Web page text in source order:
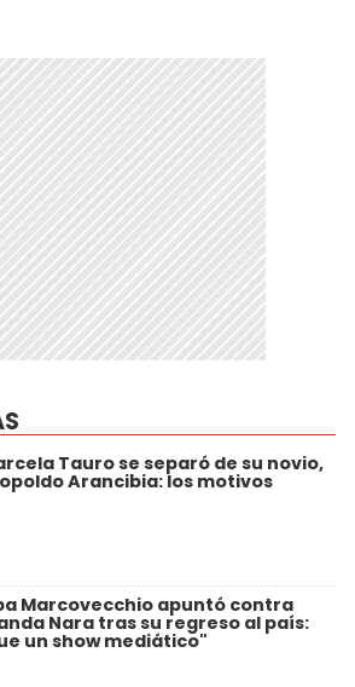
Tauro se separó de su novio,
Arancibia: los motivos
Marcovecchio apuntó contra
Nara tras su regreso al país:
un show mediático"